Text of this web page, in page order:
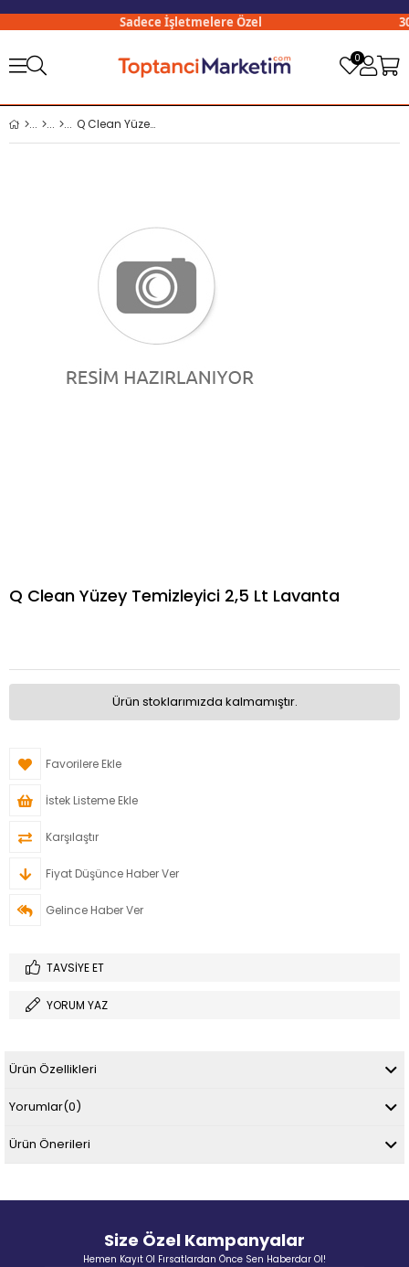
Sadece İşletmelere Özel
0
Q Clean Yüzey Temizleyici 2,5 Lt Lavanta
Q Clean Yüzey Temizleyici 2,5 Lt Lavanta
Ürün stoklarımızda kalmamıştır.
Favorilere Ekle
İstek Listeme Ekle
Karşılaştır
Fiyat Düşünce Haber Ver
Gelince Haber Ver
TAVSIYE ET
YORUM YAZ
Ürün Özellikleri
Yorumlar(0)
Ürün Önerileri
Size Özel Kampanyalar
Hemen Kayıt Ol Fırsatlardan Önce Sen Haberdar Ol!